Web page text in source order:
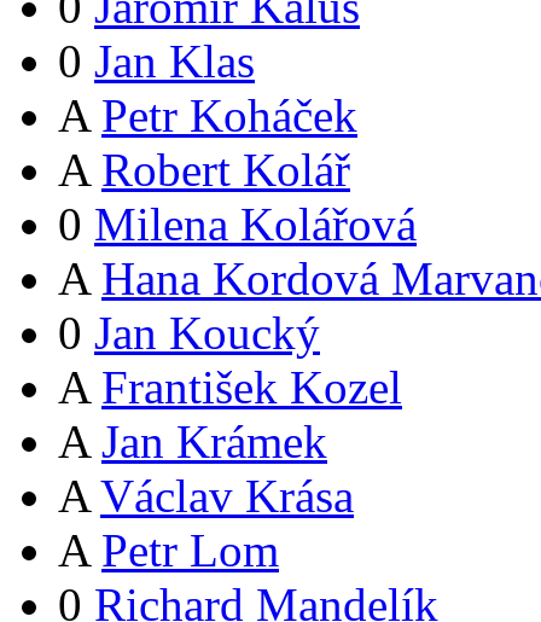
0 Jan Klas
A Petr Koháček
A Robert Kolář
0 Milena Kolářová
A Hana Kordová
0 Jan Koucký
A František Kozel
A Jan Krámek
A Václav Krása
A Petr Lom
0 Richard Mandelík